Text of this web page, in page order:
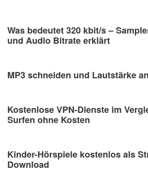
Was bedeutet 320 kbit/s –
und Audio Bitrate erklärt
MP3 schneiden und Lautstärke
Kostenlose VPN-Dienste im
Surfen ohne Kosten
Kinder-Hörspiele kostenlos als
Download